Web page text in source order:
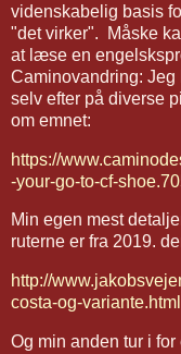
videnskabelig basis
"det virker". Måske
at læse en
Caminovandring: Jeg
selv efter på diverse
om emnet:
https://
-your-go-to-cf-
Min egen mest
ruterne er fra 2019.
http://
costa-og-variante.html
Og min anden tur i